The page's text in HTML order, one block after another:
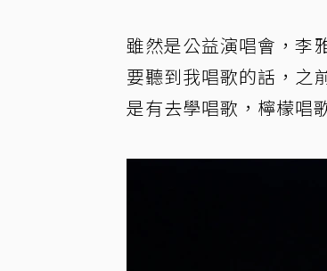
雖然是公益演唱會，李
要聽到我唱歌的話，之
是有去學唱歌，檸檬唱